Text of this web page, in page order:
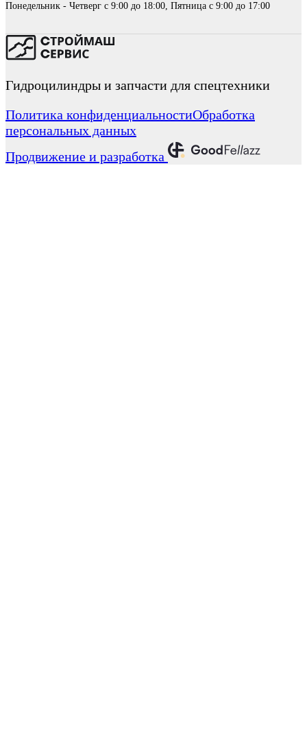
Понедельник - Четверг с 9:00 до 18:00, Пятница с 9:00 до 17:00
Гидроцилиндры и запчасти для спецтехники
Политика конфиденциальностиОбработка
персональных данных
Продвижение и разработка